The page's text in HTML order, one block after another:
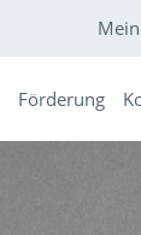
Förderung